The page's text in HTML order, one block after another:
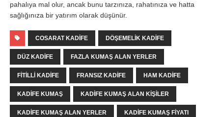
pahalıya mal olur, ancak bunu tarzınıza, rahatınıza ve hatta
sağlığınıza bir yatırım olarak düşünür.
COSARAT KADIFE DÖŞEMELIK KADIFE
DÜZ KADIFE FAZLA KUMAŞ ALAN YERLER
FITILLI KADIFE FRANSIZ KADIFE HAM KADIFE
KADIFE KUMAŞ KADIFE KUMAŞ ALAN KIŞILER
KADIFE KUMAŞ ALAN YERLER KADIFE KUMAŞ FIYATI